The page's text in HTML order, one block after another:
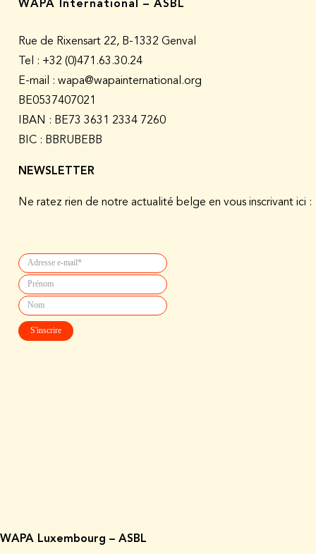
WAPA International – ASBL
Rue de Rixensart 22, B-1332 Genval
Tel : +32 (0)471.63.30.24
E-mail : wapa@wapainternational.org
BE0537407021
IBAN : BE73 3631 2334 7260
BIC : BBRUBEBB
NEWSLETTER
Ne ratez rien de notre actualité belge en vous inscrivant ici :
WAPA Luxembourg – ASBL